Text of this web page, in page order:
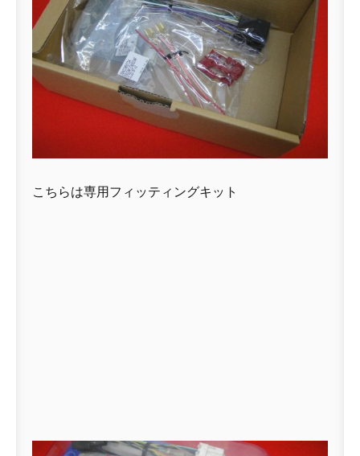
こちらは専用フィッティングキット